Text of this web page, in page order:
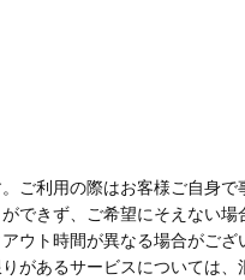
ご利用の際はお客様ご自身で
できず、ご希望にそえない場
ウト時間が異なる場合がござ
があるサービスについては